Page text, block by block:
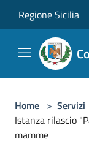
Regione Sicilia
Home > Servizi
Istanza rilascio
mamme